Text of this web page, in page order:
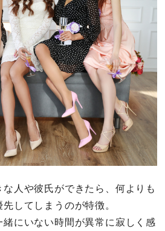
な人や彼氏ができたら、何よりも
してしまうのが特徴。
にいない時間が異常に寂しく感